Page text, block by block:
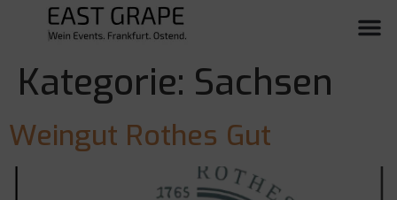
Kategorie: Sachsen
Weingut Rothes Gut